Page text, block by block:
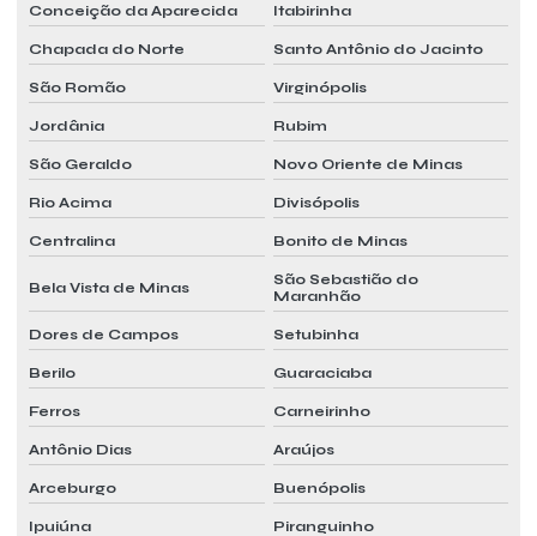
Conceição da Aparecida Itabirinha
Chapada do Norte Santo Antônio do Jacinto
São Romão Virginópolis
Jordânia Rubim
São Geraldo Novo Oriente de Minas
Rio Acima Divisópolis
Centralina Bonito de Minas
Bela Vista de Minas
São Sebastião do
Maranhão
Dores de Campos Setubinha
Berilo Guaraciaba
Ferros Carneirinho
Antônio Dias Araújos
Arceburgo Buenópolis
Ipuiúna Piranguinho